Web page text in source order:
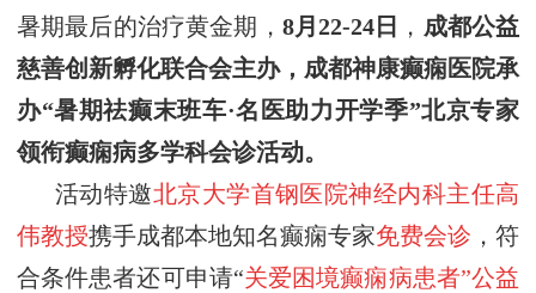
暑期最后的治疗黄金期， 8月22-24 日 ， 成都公益
慈善创新孵化联合会主办， 成都神康癫痫医院承
办“暑期祛癫末班车·名医助力开学季”北京专家
领衔癫痫病多学科会诊活动。
活动特邀北京大学首钢医院神经内科主任高
伟教授携手成都本地知名癫痫专家免费会诊 ，符
合条件患者还可申请“关爱困境癫痫病患者”公益